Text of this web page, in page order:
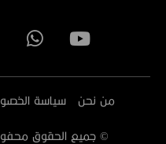
من نحن سياسة
© جميع الحقوق